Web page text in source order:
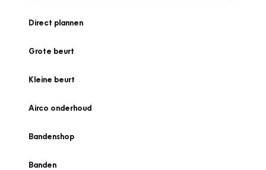
Direct plannen
Grote beurt
Kleine beurt
Airco onderhoud
Bandenshop
Banden